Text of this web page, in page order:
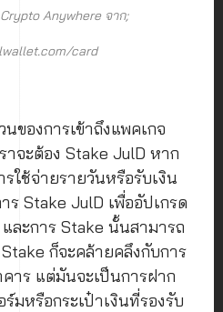
Anywhere จาก;
card
ของการเข้าถึงแพคเกจ
าจะต้อง Stake JulD หาก
รใช้จ่ายรายวันหรือรับเงิน
ร Stake JulD เพื่ออัปเกรด
และการ Stake นั้นสามารถ
ก็จะคล้ายคลึงกับการ
าร แต่มันจะเป็นการฝาก
มหรือกระเป๋าเงินที่รองรับ